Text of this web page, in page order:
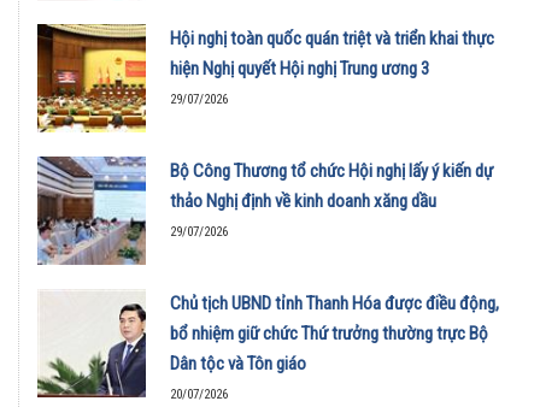
Hội nghị toàn quốc quán triệt và triển khai thực
hiện Nghị quyết Hội nghị Trung ương 3
29/07/2026
Bộ Công Thương tổ chức Hội nghị lấy ý kiến dự
thảo Nghị định về kinh doanh xăng dầu
29/07/2026
Chủ tịch UBND tỉnh Thanh Hóa được điều động,
bổ nhiệm giữ chức Thứ trưởng thường trực Bộ
Dân tộc và Tôn giáo
20/07/2026